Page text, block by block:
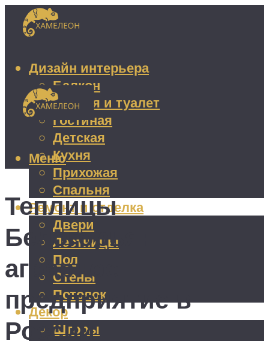
Дизайн интерьера
Балкон
Ванная и туалет
Гостиная
Детская
Кухня
Прихожая
Спальня
Ремонт и отделка
Двери
Лестницы
Пол
Стены
Потолок
Декор
Шторы
Меню
Теплицы
Белогорья:
аграрное
предприятие в
России